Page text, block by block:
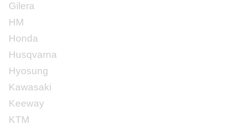
Gilera
HM
Honda
Husqvarna
Hyosung
Kawasaki
Keeway
KTM